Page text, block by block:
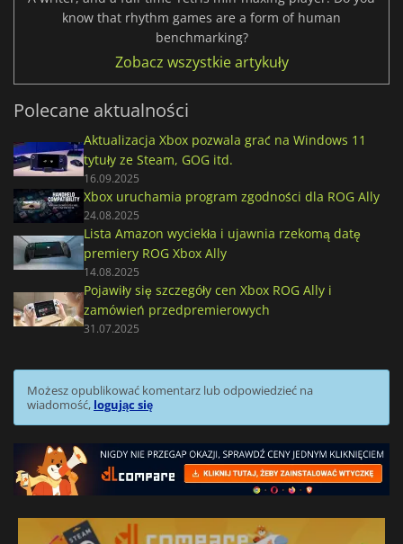
know that rhythm games are a form of human
benchmarking?
Zobacz wszystkie artykuły
Polecane aktualności
Aktualizacja Xbox pozwala grać na Windows 11
tytuły ze Steam, GOG itd.
16.09.2025
Xbox uruchamia program zgodności dla ROG Ally
24.08.2025
Lista Amazon wyciekła i ujawnia rzekomą datę
premiery ROG Xbox Ally
14.08.2025
Pojawiły się szczegóły cen Xbox ROG Ally i
zamówień przedpremierowych
31.07.2025
Możesz opublikować komentarz lub odpowiedzieć na
wiadomość, logując się